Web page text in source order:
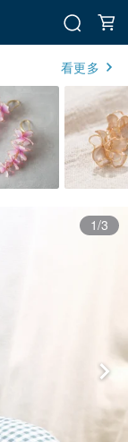
看更多
1/3